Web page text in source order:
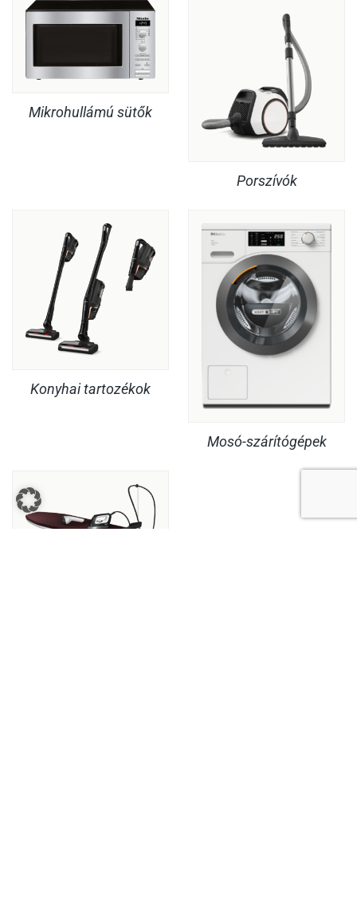
Mikrohullámú sütők
Porszívók
Konyhai tartozékok
Mosó-szárítógépek